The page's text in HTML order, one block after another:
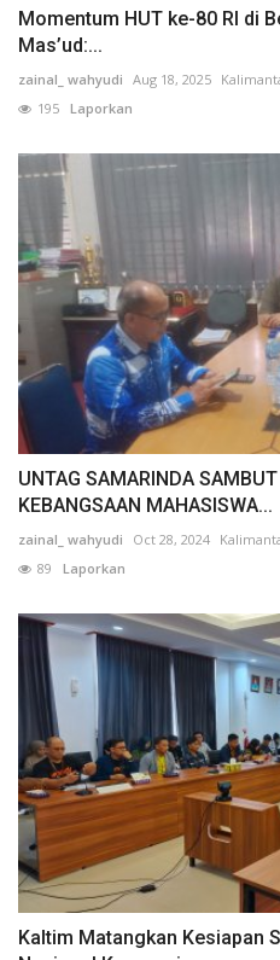
Momentum HUT ke-80 RI di
Mas’ud:...
zainal_ wahyudi Aug 18, 2025
195 Laporkan
UNTAG SAMARINDA
KEBANGSAAN MAHASISWA...
zainal_ wahyudi Oct 28, 2024
89 Laporkan
Kaltim Matangkan Kesiapan